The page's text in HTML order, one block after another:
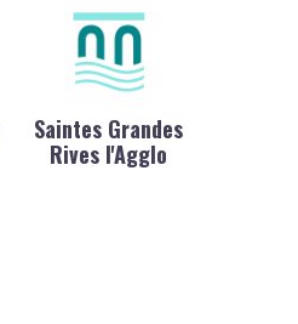
Saintes Grandes
Rives l'Agglo